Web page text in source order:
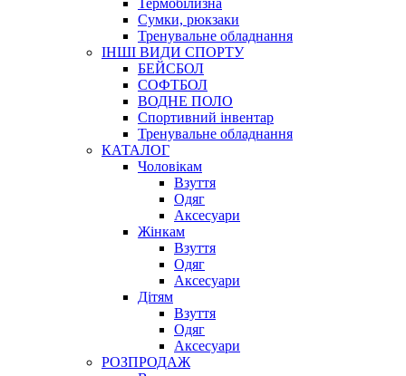
Сумки, рюкзаки
Тренувальне обладнання
ІНШІ ВИДИ СПОРТУ
БЕЙСБОЛ
СОФТБОЛ
ВОДНЕ ПОЛО
Спортивний інвентар
Тренувальне обладнання
КАТАЛОГ
Чоловікам
Взуття
Одяг
Аксесуари
Жінкам
Взуття
Одяг
Аксесуари
Дітям
Взуття
Одяг
Аксесуари
РОЗПРОДАЖ